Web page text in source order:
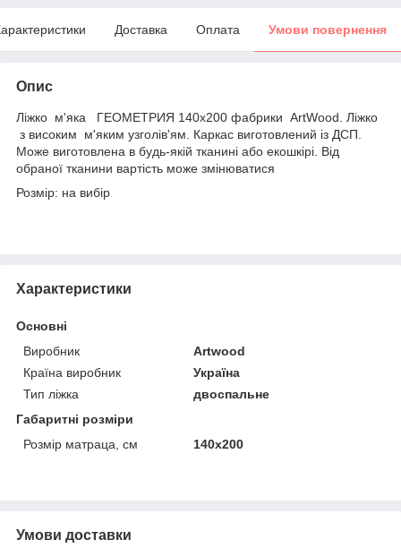
Доставка Оплата Умови повернення
Опис
Ліжко м'яка ГЕОМЕТРИЯ 140х200 фабрики ArtWood. Ліжко
з високим м'яким узголів'ям. Каркас виготовлений із ДСП.
Може виготовлена в будь-якій тканині або екошкірі. Від
обраної тканини вартість може змінюватися
Розмір: на вибір
Характеристики
Основні
Виробник
Artwood
Країна виробник
Україна
Тип ліжка
двоспальне
Габаритні розміри
Розмір матраца, см
140х200
Умови доставки